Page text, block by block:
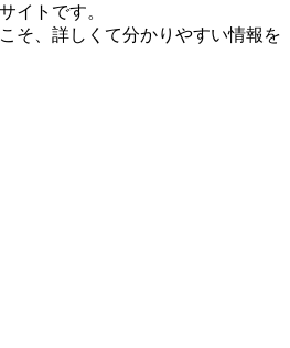
イトです。
そ、詳しくて分かりやすい情報を